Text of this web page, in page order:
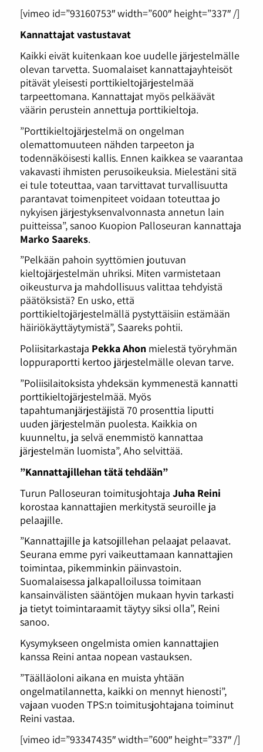
[vimeo id=”93160753″ width=”600″ height=”337″ /]
Kannattajat vastustavat
Kaikki eivät kuitenkaan koe uudelle järjestelmälle
olevan tarvetta. Suomalaiset kannattajayhteisöt
pitävät yleisesti porttikieltojärjestelmää
tarpeettomana. Kannattajat myös pelkäävät
väärin perustein annettuja porttikieltoja.
”Porttikieltojärjestelmä on ongelman
olemattomuuteen nähden tarpeeton ja
todennäköisesti kallis. Ennen kaikkea se vaarantaa
vakavasti ihmisten perusoikeuksia. Mielestäni sitä
ei tule toteuttaa, vaan tarvittavat turvallisuutta
parantavat toimenpiteet voidaan toteuttaa jo
nykyisen järjestyksenvalvonnasta annetun lain
puitteissa”, sanoo Kuopion Palloseuran kannattaja
Marko Saareks.
”Pelkään pahoin syyttömien joutuvan
kieltojärjestelmän uhriksi. Miten varmistetaan
oikeusturva ja mahdollisuus valittaa tehdyistä
päätöksistä? En usko, että
porttikieltojärjestelmällä pystyttäisiin estämään
häiriökäyttäytymistä”, Saareks pohtii.
Poliisitarkastaja Pekka Ahonmielestä työryhmän
loppuraportti kertoo järjestelmälle olevan tarve.
”Poliisilaitoksista yhdeksän kymmenestä kannatti
porttikieltojärjestelmää. Myös
tapahtumanjärjestäjistä 70 prosenttia liputti
uuden järjestelmän puolesta. Kaikkia on
kuunneltu, ja selvä enemmistö kannattaa
järjestelmän luomista”, Aho selvittää.
”Kannattajillehan tätä tehdään”
Turun Palloseuran toimitusjohtaja Juha Reini
korostaa kannattajien merkitystä seuroille ja
pelaajille.
”Kannattajille ja katsojillehan pelaajat pelaavat.
Seurana emme pyri vaikeuttamaan kannattajien
toimintaa, pikemminkin päinvastoin.
Suomalaisessa jalkapalloilussa toimitaan
kansainvälisten sääntöjen mukaan hyvin tarkasti
ja tietyt toimintaraamit täytyy siksi olla”, Reini
sanoo.
Kysymykseen ongelmista omien kannattajien
kanssa Reini antaa nopean vastauksen.
”Täälläoloni aikana en muista yhtään
ongelmatilannetta, kaikki on mennyt hienosti”,
vajaan vuoden TPS:n toimitusjohtajana toiminut
Reini vastaa.
[vimeo id=”93347435″ width=”600″ height=”337″ /]